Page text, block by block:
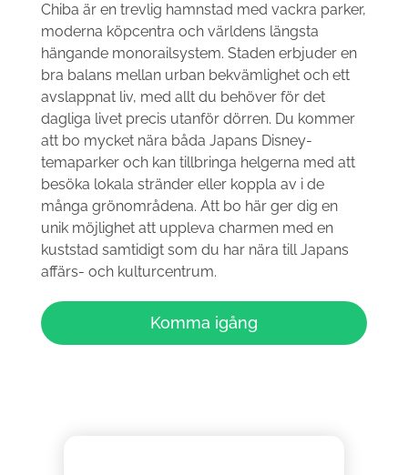
Chiba är en trevlig hamnstad med vackra parker,
moderna köpcentra och världens längsta
hängande monorailsystem. Staden erbjuder en
bra balans mellan urban bekvämlighet och ett
avslappnat liv, med allt du behöver för det
dagliga livet precis utanför dörren. Du kommer
att bo mycket nära båda Japans Disney-
temaparker och kan tillbringa helgerna med att
besöka lokala stränder eller koppla av i de
många grönområdena. Att bo här ger dig en
unik möjlighet att uppleva charmen med en
kuststad samtidigt som du har nära till Japans
affärs- och kulturcentrum.
Komma igång